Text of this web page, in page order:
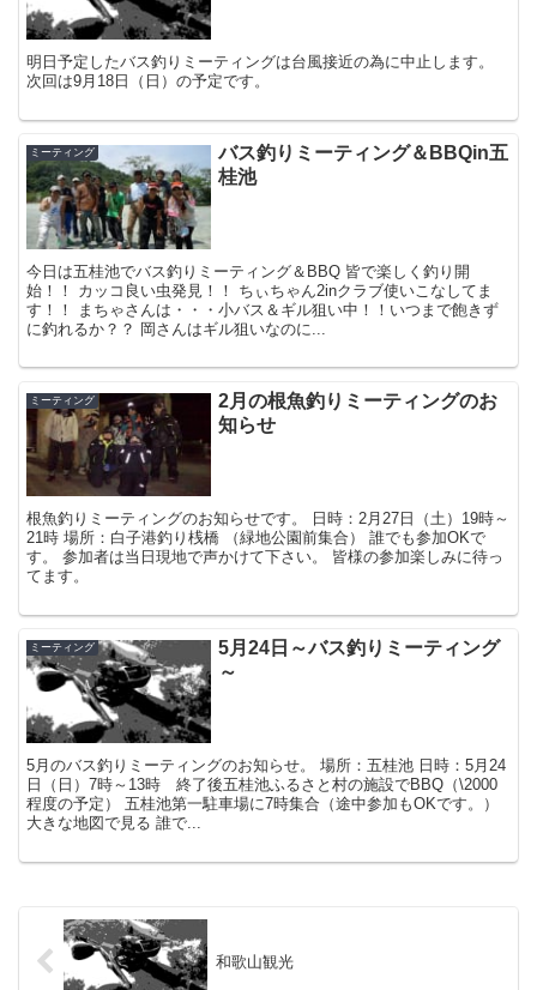
明日予定したバス釣りミーティングは台風接近の為に中止します。
次回は9月18日（日）の予定です。
ミーティング
バス釣りミーティング＆BBQin五
桂池
今日は五桂池でバス釣りミーティング＆BBQ 皆で楽しく釣り開
始！！ カッコ良い虫発見！！ ちぃちゃん2inクラブ使いこなしてま
す！！ まちゃさんは・・・小バス＆ギル狙い中！！いつまで飽きず
に釣れるか？？ 岡さんはギル狙いなのに...
ミーティング
2月の根魚釣りミーティングのお
知らせ
根魚釣りミーティングのお知らせです。 日時：2月27日（土）19時～
21時 場所：白子港釣り桟橋 （緑地公園前集合） 誰でも参加OKで
す。 参加者は当日現地で声かけて下さい。 皆様の参加楽しみに待っ
てます。
ミーティング
5月24日～バス釣りミーティング
～
5月のバス釣りミーティングのお知らせ。 場所：五桂池 日時：5月24
日（日）7時～13時 終了後五桂池ふるさと村の施設でBBQ（\2000
程度の予定） 五桂池第一駐車場に7時集合（途中参加もOKです。）
大きな地図で見る 誰で...
和歌山観光